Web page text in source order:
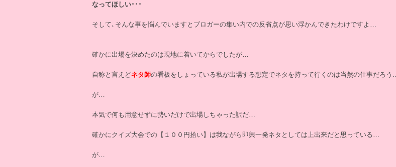
なってほしい･･･
そして､そんな事を悩んでいますとブロガーの集い内での反省点が思い浮かんできたわけですよ…
確かに出場を決めたのは現地に着いてからでしたが…
自称と言えどネタ師の看板をしょっている私が出場する想定でネタを持って行くのは当然の仕事だろう…
が…
本気で何も用意せずに勢いだけで出場しちゃった訳だ…
確かにクイズ大会での【１００円拾い】は我ながら即興一発ネタとしては上出来だと思っている…
が…